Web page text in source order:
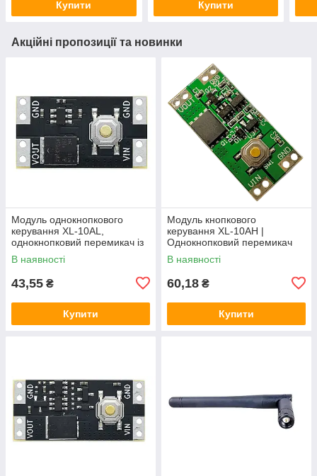
Купити Купити
Акційні пропозиції та новинки
Модуль однокнопкового
керування XL-10AL,
однокнопковий перемикач із
фіксацією, 5В 10А,
енергоефективний
В наявності
43,55 ₴
Купити
Модуль кнопкового
керування XL-10AH |
Однокнопковий перемикач
10A | Модуль з фіксацією |
Широкий діапазон
В наявності
60,18 ₴
Купити